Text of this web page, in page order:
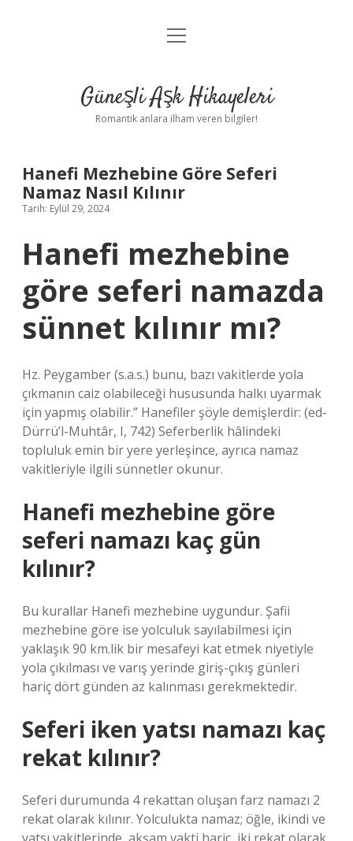
Anasayfa
Yasal Uyarı
menüyü
Güneşli Aşk Hikayeleri
Romantik anlara ilham veren bilgiler!
Hanefi Mezhebine Göre Seferi
Namaz Nasıl Kılınır
Tarih: Eylül 29, 2024
Hanefi mezhebine
göre seferi namazda
sünnet kılınır mı?
Hz. Peygamber (s.a.s.) bunu, bazı vakitlerde yola
çıkmanın caiz olabileceği hususunda halkı uyarmak
için yapmış olabilir.” Hanefiler şöyle demişlerdir: (ed-
Dürrü’l-Muhtâr, I, 742) Seferberlik hâlindeki
topluluk emin bir yere yerleşince, ayrıca namaz
vakitleriyle ilgili sünnetler okunur.
Hanefi mezhebine göre
seferi namazı kaç gün
kılınır?
Bu kurallar Hanefi mezhebine uygundur. Şafii
mezhebine göre ise yolculuk sayılabilmesi için
yaklaşık 90 km.lik bir mesafeyi kat etmek niyetiyle
yola çıkılması ve varış yerinde giriş-çıkış günleri
hariç dört günden az kalınması gerekmektedir.
Seferi iken yatsı namazı kaç
rekat kılınır?
Seferi durumunda 4 rekattan oluşan farz namazı 2
rekat olarak kılınır. Yolculukta namaz; öğle, ikindi ve